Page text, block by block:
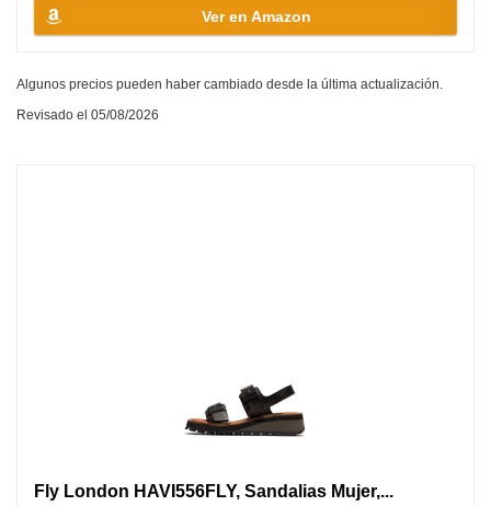
Ver en Amazon
Algunos precios pueden haber cambiado desde la última actualización.
Revisado el 05/08/2026
Fly London HAVI556FLY, Sandalias Mujer,...